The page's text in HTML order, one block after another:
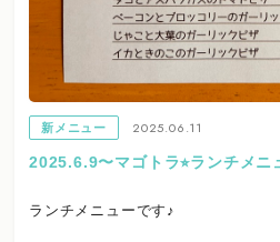
新メニュー
2025.06.11
2025.6.9〜マゴトラ⭐︎ランチメニ
ランチメニューです♪